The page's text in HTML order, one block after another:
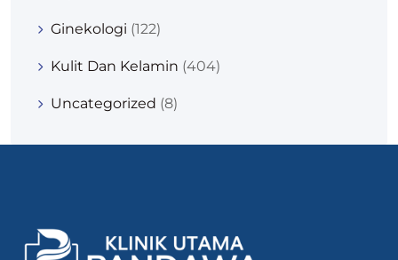
Ginekologi (122)
Kulit Dan Kelamin (404)
Uncategorized (8)